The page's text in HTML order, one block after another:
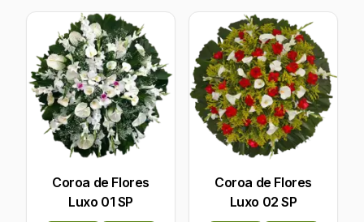
Coroa de Flores
Luxo 01 SP
Coroa de Flores
Luxo 02 SP